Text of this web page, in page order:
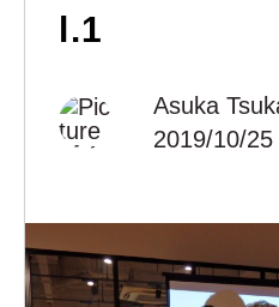
l.1
Asuka
2019/10/